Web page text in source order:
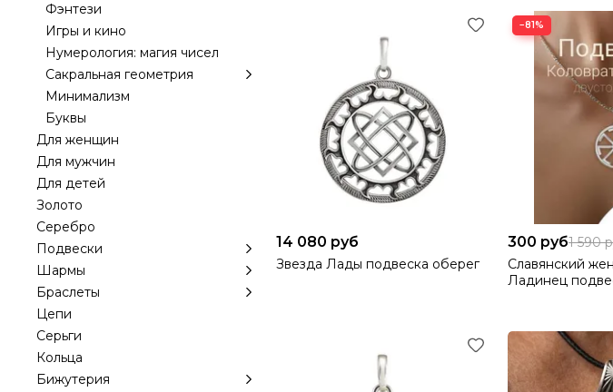
14 080 руб
Звезда Лады подвеска оберег
−81%
300 руб1 590
Славянский
Ладинец
Фэнтези
Игры и кино
Нумерология: магия чисел
Сакральная геометрия
Минимализм
Буквы
Для женщин
Для мужчин
Для детей
Золото
Серебро
Подвески
Шармы
Браслеты
Цепи
Серьги
Кольца
Бижутерия